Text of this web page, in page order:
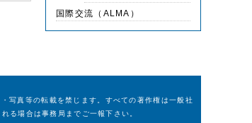
国際交流（ALMA）
写真等の転載を禁じます。すべての著作権は一般社
る場合は事務局までご一報下さい。